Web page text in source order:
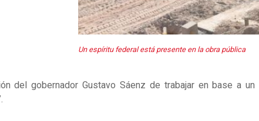
Un espíritu federal está presente en la obra pública
del gobernador Gustavo Sáenz de trabajar en base a un